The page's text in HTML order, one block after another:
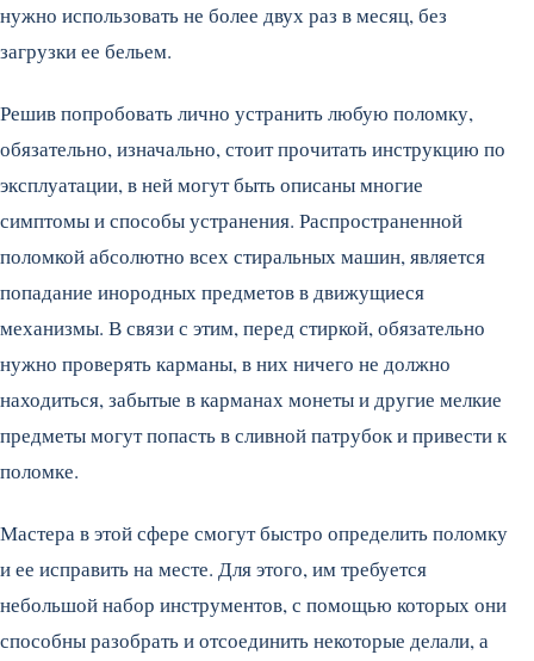
нужно использовать не более двух раз в месяц, без
загрузки ее бельем.
Решив попробовать лично устранить любую поломку,
обязательно, изначально, стоит прочитать инструкцию по
эксплуатации, в ней могут быть описаны многие
симптомы и способы устранения. Распространенной
поломкой абсолютно всех стиральных машин, является
попадание инородных предметов в движущиеся
механизмы. В связи с этим, перед стиркой, обязательно
нужно проверять карманы, в них ничего не должно
находиться, забытые в карманах монеты и другие мелкие
предметы могут попасть в сливной патрубок и привести к
поломке.
Мастера в этой сфере смогут быстро определить поломку
и ее исправить на месте. Для этого, им требуется
небольшой набор инструментов, с помощью которых они
способны разобрать и отсоединить некоторые делали, а